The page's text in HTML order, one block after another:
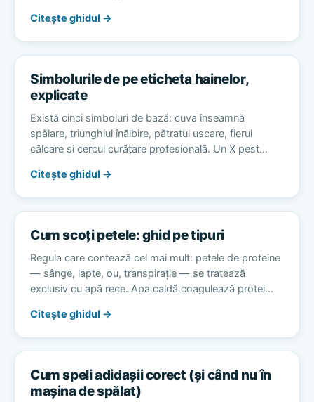
Citește ghidul →
Simbolurile de pe eticheta hainelor,
explicate
Există cinci simboluri de bază: cuva înseamnă
spălare, triunghiul înălbire, pătratul uscare, fierul
călcare și cercul curățare profesională. Un X pest…
Citește ghidul →
Cum scoți petele: ghid pe tipuri
Regula care contează cel mai mult: petele de proteine
— sânge, lapte, ou, transpirație — se tratează
exclusiv cu apă rece. Apa caldă coagulează protei…
Citește ghidul →
Cum speli adidașii corect (și când nu în
mașina de spălat)